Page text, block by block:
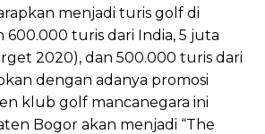
menjadi turis golf di
600.000 turis dari India, 5 juta
2020), dan 500.000 turis dari
dengan adanya promosi
klub golf mancanegara ini
Bogor akan menjadi “The